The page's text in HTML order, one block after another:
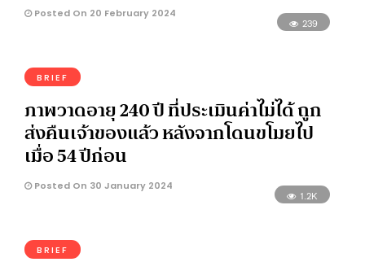
Posted On 20 February 2024
239
BRIEF
ภาพวาดอายุ 240 ปี ที่ประเมินค่าไม่ได้ ถูก
ส่งคืนเจ้าของแล้ว หลังจากโดนขโมยไป
เมื่อ 54 ปีก่อน
Posted On 30 January 2024
1.2K
BRIEF